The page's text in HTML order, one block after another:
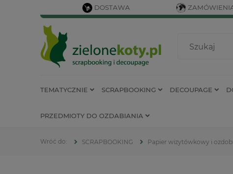
DOSTAWA
TEMATYCZNIE SCRAPBOOKING DECOUPAGE
PRZEDMIOTY DO OZDABIANIA
SCRAPBOOKING Papier wizytówkowy i